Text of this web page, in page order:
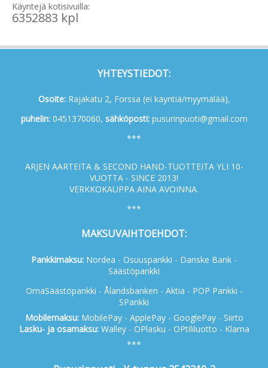
Käyntejä kotisivuilla:
6352883 kpl
YHTEYSTIEDOT:
Osoite:Rajakatu 2, Forssa (ei käyntiä/myymälää),
puhelin:0451370060, sähköposti:pusurinpuoti@gmail.com
***
ARJEN AARTEITA & SECOND HAND-TUOTTEITA YLI 10-
VUOTTA - SINCE 2013!
VERKKOKAUPPA AINA AVOINNA.
***
MAKSUVAIHTOEHDOT:
Pankkimaksu: Nordea - Osuuspankki - Danske Bank -
Säästöpankki
OmaSäästöpankki - Ålandsbanken - Aktia - POP Pankki -
SPankki
Mobilemaksu:MobilePay - ApplePay - GooglePay - Siirto
Lasku- ja osamaksu:Walley - OPlasku - OPtililuotto - Klarna
***